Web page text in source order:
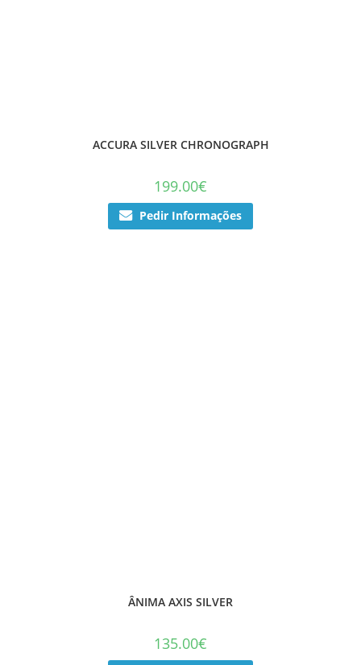
ACCURA SILVER CHRONOGRAPH
199.00€
Pedir Informações
ÂNIMA AXIS SILVER
135.00€